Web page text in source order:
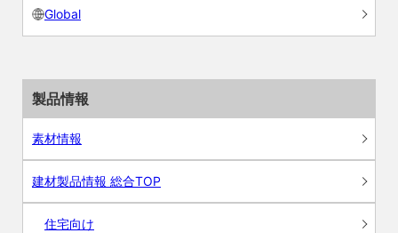
Global
製品情報
素材情報
建材製品情報 総合TOP
住宅向け